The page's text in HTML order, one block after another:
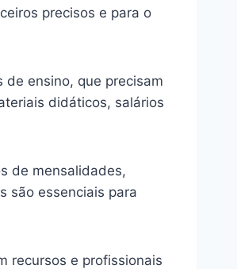
precisos e para o
ensino, que precisam
didáticos, salários
de mensalidades,
são essenciais para
recursos e profissionais